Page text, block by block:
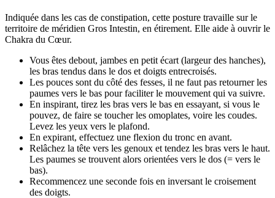
Indiquée dans les cas de constipation, cette posture travaille sur le
territoire de méridien Gros Intestin, en étirement. Elle aide à ouvrir le
Chakra du Cœur.
Vous êtes debout, jambes en petit écart (largeur des hanches),
les bras tendus dans le dos et doigts entrecroisés.
Les pouces sont du côté des fesses, il ne faut pas retourner les
paumes vers le bas pour faciliter le mouvement qui va suivre.
En inspirant, tirez les bras vers le bas en essayant, si vous le
pouvez, de faire se toucher les omoplates, voire les coudes.
Levez les yeux vers le plafond.
En expirant, effectuez une flexion du tronc en avant.
Relâchez la tête vers les genoux et tendez les bras vers le haut.
Les paumes se trouvent alors orientées vers le dos (= vers le
bas).
Recommencez une seconde fois en inversant le croisement
des doigts.